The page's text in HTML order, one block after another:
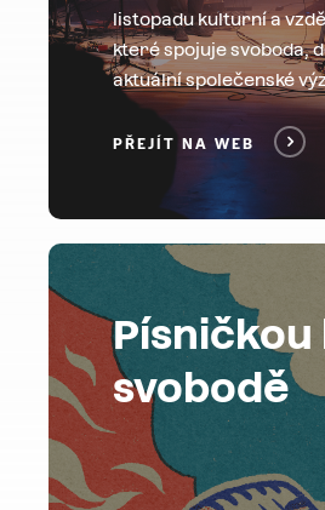
listopadu kulturní a
které spojuje svoboda,
aktuální společenské
PŘEJÍT NA WEB
Písničkou
svobodě